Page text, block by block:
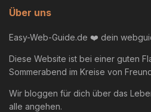
Über uns
Easy-Web-Guide.de ❤️ dein
Diese Website ist bei einer guten
Sommerabend im Kreise von
Wir bloggen für dich über das
alle angehen.